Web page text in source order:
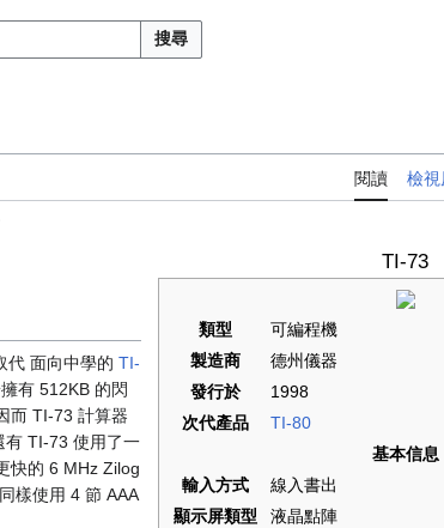
搜尋
閱讀 檢視
TI-73
類型
可編程機
製造商
德州儀器
發行於
1998
次代產品
TI-80
基本信息
輸入方式
線入書出
顯示屏類型
液晶點陣
代 面向中學的 TI-
有 512KB 的閃
而 TI-73 計算器
有 TI-73 使用了一
快的 6 MHz Zilog
樣使用 4 節 AAA